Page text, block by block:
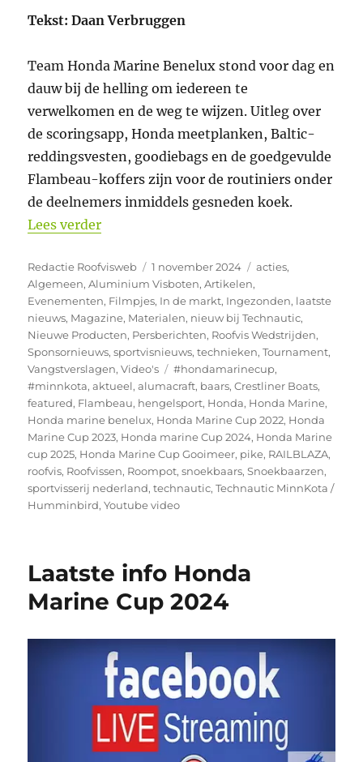
Tekst: Daan Verbruggen
Team Honda Marine Benelux stond voor dag en
dauw bij de helling om iedereen te
verwelkomen en de weg te wijzen. Uitleg over
de scoringsapp, Honda meetplanken, Baltic-
reddingsvesten, goodiebags en de goedgevulde
Flambeau-koffers zijn voor de routiniers onder
de deelnemers inmiddels gesneden koek.
Lees verder“Aftermovie, verslag en foto’s Honda
Auteur
Redactie Roofvisweb
Geplaatst
op
1 november 2024 Categorieën
acties,
Algemeen,Aluminium Visboten,Artikelen,
Evenementen, Filmpjes, In de markt, Ingezonden, laatste
nieuws, Magazine, Materialen, nieuw bij Technautic,
Nieuwe Producten, Persberichten, Roofvis Wedstrijden,
Sponsornieuws,sportvisnieuws,technieken,Tournament,
Vangstverslagen,Video's Tags
#hondamarinecup,
#minnkota,aktueel,alumacraft, baars,Crestliner Boats,
featured, Flambeau, hengelsport, Honda, Honda Marine,
Honda marine benelux, Honda Marine Cup 2022, Honda
Marine Cup 2023, Honda marine Cup 2024, Honda Marine
cup 2025, Honda Marine Cup Gooimeer, pike, RAILBLAZA,
roofvis, Roofvissen, Roompot,snoekbaars,Snoekbaarzen,
sportvisserij nederland,technautic,Technautic MinnKota /
Humminbird,Youtube video
Laatste info Honda
Marine Cup 2024